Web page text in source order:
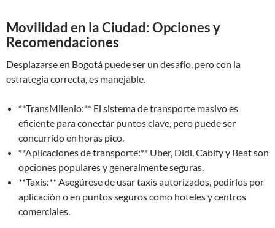
Movilidad en la Ciudad: Opciones y
Recomendaciones
Desplazarse en Bogotá puede ser un desafío, pero con la
estrategia correcta, es manejable.
**TransMilenio:** El sistema de transporte masivo es
eficiente para conectar puntos clave, pero puede ser
concurrido en horas pico.
**Aplicaciones de transporte:** Uber, Didi, Cabify y Beat son
opciones populares y generalmente seguras.
**Taxis:** Asegúrese de usar taxis autorizados, pedirlos por
aplicación o en puntos seguros como hoteles y centros
comerciales.